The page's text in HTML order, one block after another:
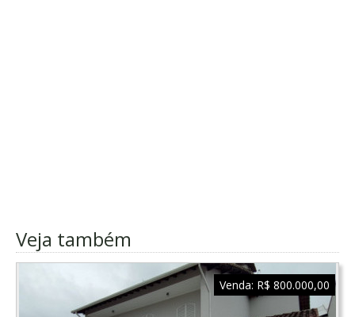
Veja também
Venda: R$ 800.000,00